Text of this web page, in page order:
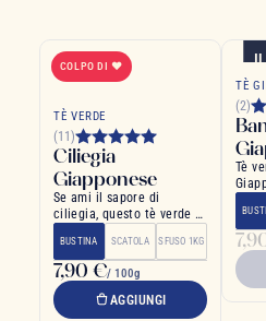
COLPO DI ❤
TÈ VERDE
(11)
Ciliegia
Giapponese
Se ami il sapore di
ciliegia, questo tè verde è
BUSTINA SCATOLA SFUSO 1KG
7,90 €/ 100g
AGGIUNGI
TÈ
(2)
Tè